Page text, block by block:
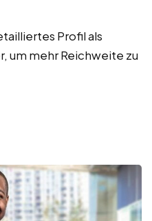
Profil als
um mehr Reichweite zu